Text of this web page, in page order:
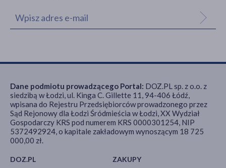
DOZ.PL ZAKUPY
Dane podmiotu prowadzącego Portal: DOZ.PL sp. z o.o. z
siedzibą w Łodzi, ul. Kinga C. Gillette 11, 94-406 Łódź,
wpisana do Rejestru Przedsiębiorców prowadzonego przez
Sąd Rejonowy dla Łodzi Śródmieścia w Łodzi, XX Wydział
Gospodarczy KRS pod numerem KRS 0000301254, NIP
5372492924, o kapitale zakładowym wynoszącym 18 725
000,00 zł.